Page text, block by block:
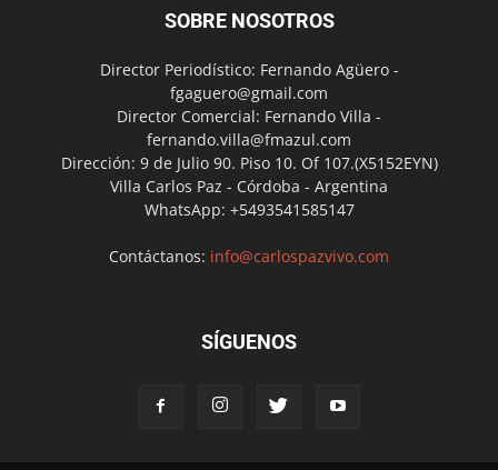
SOBRE NOSOTROS
Director Periodístico: Fernando Agüero -
fgaguero@gmail.com
Director Comercial: Fernando Villa -
fernando.villa@fmazul.com
Dirección: 9 de Julio 90. Piso 10. Of 107.(X5152EYN)
Villa Carlos Paz - Córdoba - Argentina
WhatsApp: +5493541585147
Contáctanos: info@carlospazvivo.com
SÍGUENOS